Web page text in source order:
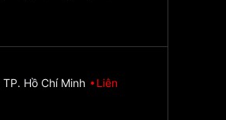
Hồ Chí Minh
Liên